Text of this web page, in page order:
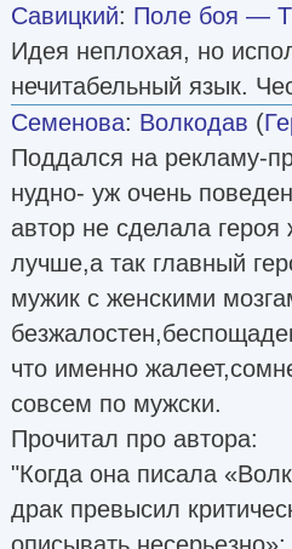
Савицкий: Поле боя —
Идея неплохая, но
нечитабельный язык.
Семенова: Волкодав (
Поддался на рекламу-
нудно- уж очень
автор не сделала
лучше,а так главный
мужик с женскими
что именно
совсем по мужски.
Прочитал про автора:
"Когда она писала
драк превысил